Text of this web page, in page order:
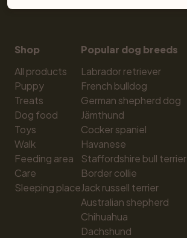
Shop
All products
Puppy
Treats
Dog food
Toys
Walk
Feeding area
Care
Sleeping place
Popular dog breeds
Labrador retriever
French bulldog
German shepherd dog
Jämthund
Cocker spaniel
Havanese
Staffordshire bull terrier
Border collie
Jack russell terrier
Australian shepherd
Chihuahua
Dachshund